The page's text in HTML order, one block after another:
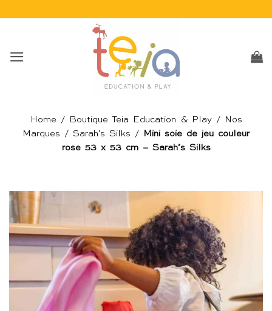
Home / Boutique Teia Education & Play/
Nos
Marques / Sarah's Silks /
Mini soie de jeu couleur
rose 53 x 53 cm – Sarah’s Silks